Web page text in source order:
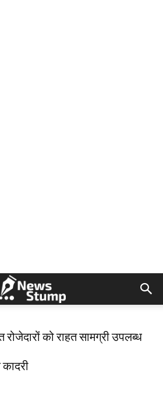
को राहत सामग्री उपलब्ध